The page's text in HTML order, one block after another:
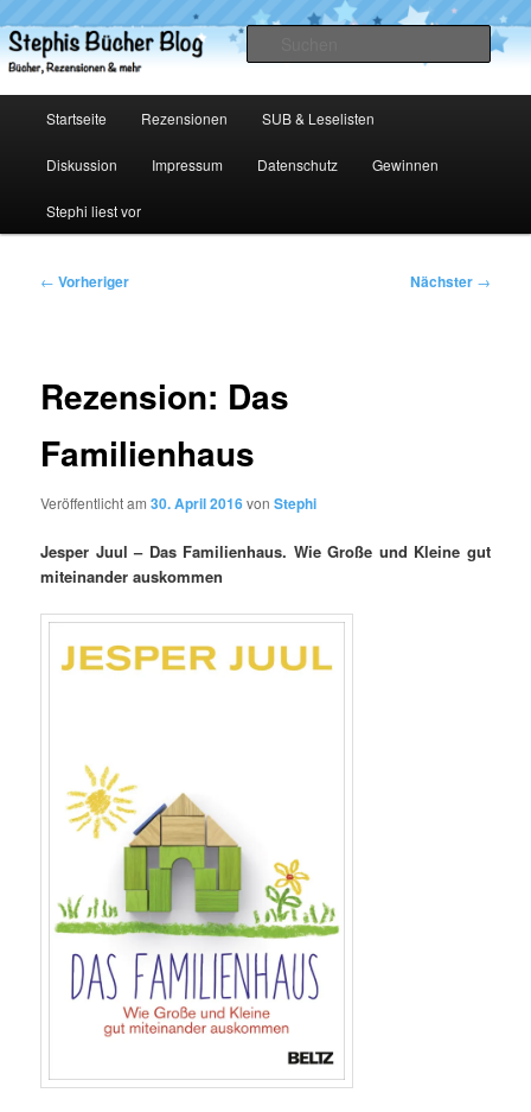
primären
Inhalt
Stephis Bücher Blog
Startseite Rezensionen SUB & Leselisten
Diskussion Impressum Datenschutz Gewinnen
Stephi liest vor
Beitragsnavigation
← Vorheriger Nächster →
Rezension: Das
Familienhaus
Veröffentlicht am30. April 2016vonStephi
Jesper Juul – Das Familienhaus. Wie Große und Kleine gut
miteinander auskommen